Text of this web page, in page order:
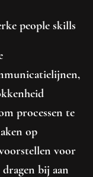
people skills
processen te
op
voor
bij aan